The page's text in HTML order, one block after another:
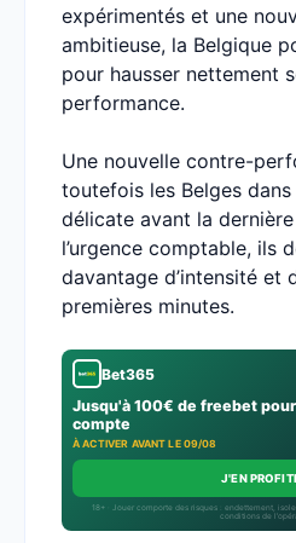
expérimentés et une
ambitieuse, la Belgique
pour hausser nettement
performance.
Une nouvelle contre-
toutefois les Belges
délicate avant la
l’urgence comptable, ils
davantage d’intensité et
premières minutes.
Bet365
Jusqu'à 100€ de freebet
compte
À ACTIVER AVANT LE 09/08
J'EN
18+ · Jouer comporte des risques : endettement,
conditions de